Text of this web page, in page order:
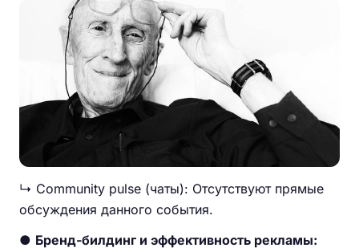
↳ Community pulse (чаты): Отсутствуют прямые
обсуждения данного события.
● Бренд-билдинг и эффективность рекламы: